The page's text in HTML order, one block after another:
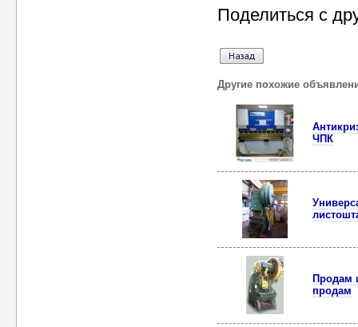
Поделиться с
Другие похожие
ЧПК
Продам
продам